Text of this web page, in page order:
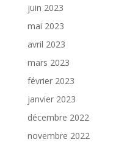
juin 2023
mai 2023
avril 2023
mars 2023
février 2023
janvier 2023
décembre 2022
novembre 2022